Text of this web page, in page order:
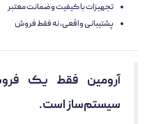
تجهیزات با کیفیت و ضمانت معتبر
پشتیبانی واقعی، نه فقط فروش
آرومین فقط یک
سیستم‌ساز است.